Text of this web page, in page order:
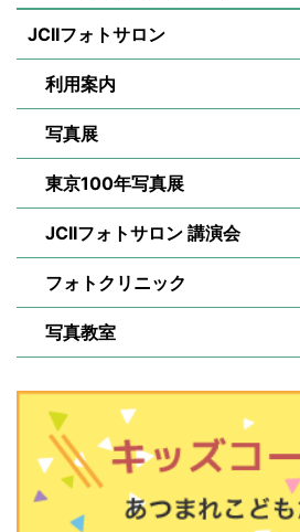
JCIIフォトサロン
利用案内
写真展
東京100年写真展
JCIIフォトサロン 講演会
フォトクリニック
写真教室